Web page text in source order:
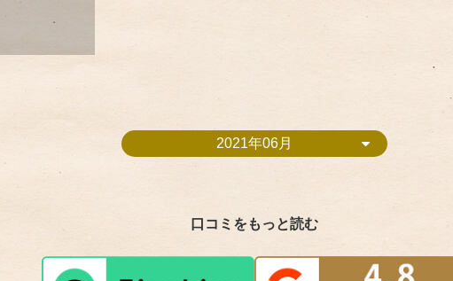
2021年06月
口コミをもっと読む